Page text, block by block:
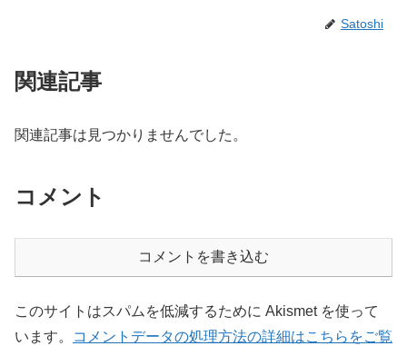
Satoshi
関連記事
関連記事は見つかりませんでした。
コメント
コメントを書き込む
このサイトはスパムを低減するために Akismet を使って
います。
コメントデータの処理方法の詳細はこちらをご覧